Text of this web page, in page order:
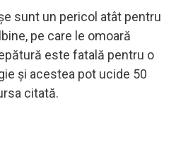
sunt un pericol atât pentru
pe care le omoară
este fatală pentru o
și acestea pot ucide 50
citată.